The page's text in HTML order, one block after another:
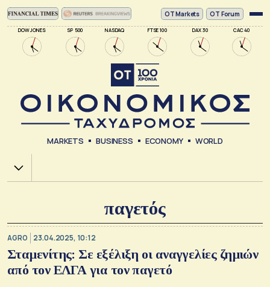
DOW JONES SP 500 NASDAQ FTSE 100 DAX 30 CAC 40
ΟΤ Markets OT Forum
MARKETS BUSINESS ECONOMY WORLD
Χ.Α.
παγετός
AGRO 23.04.2025, 10:12
Σταμενίτης: Σε εξέλιξη οι αναγγελίες ζημιών
από τον ΕΛΓΑ για τον παγετό